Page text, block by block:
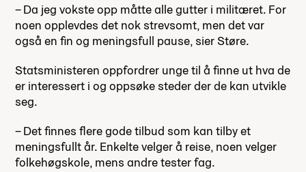
– Da jeg vokste opp måtte alle gutter i militæret. For
noen opplevdes det nok strevsomt, men det var
også en fin og meningsfull pause, sier Støre.
Statsministeren oppfordrer unge til å finne ut hva de
er interessert i og oppsøke steder der de kan utvikle
seg.
– Det finnes flere gode tilbud som kan tilby et
meningsfullt år. Enkelte velger å reise, noen velger
folkehøgskole, mens andre tester fag.